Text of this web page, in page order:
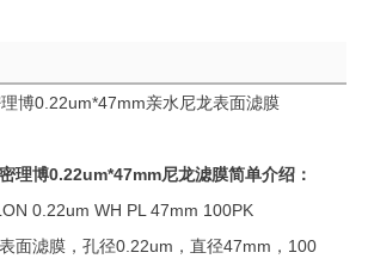
理博0.22um*47mm尼龙滤膜简单介绍：
0.22um WH PL 47mm 100PK
面滤膜，孔径0.22um，直径47mm，100